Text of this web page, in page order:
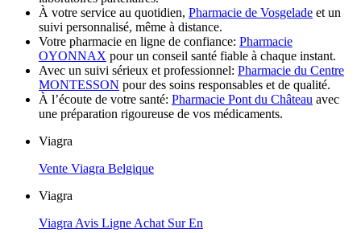
À votre service au quotidien, Pharmacie de Vosgelade et un
suivi personnalisé, même à distance.
Votre pharmacie en ligne de confiance: Pharmacie
OYONNAX pour un conseil santé fiable à chaque instant.
Avec un suivi sérieux et professionnel: Pharmacie du Centre
MONTESSON pour des soins responsables et de qualité.
À l’écoute de votre santé: Pharmacie Pont du Château avec
une préparation rigoureuse de vos médicaments.
Viagra
Vente Viagra Belgique
Viagra
Viagra Avis Ligne Achat Sur En